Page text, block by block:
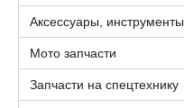
Аксессуары, инструменты
Мото запчасти
Запчасти на спецтехнику